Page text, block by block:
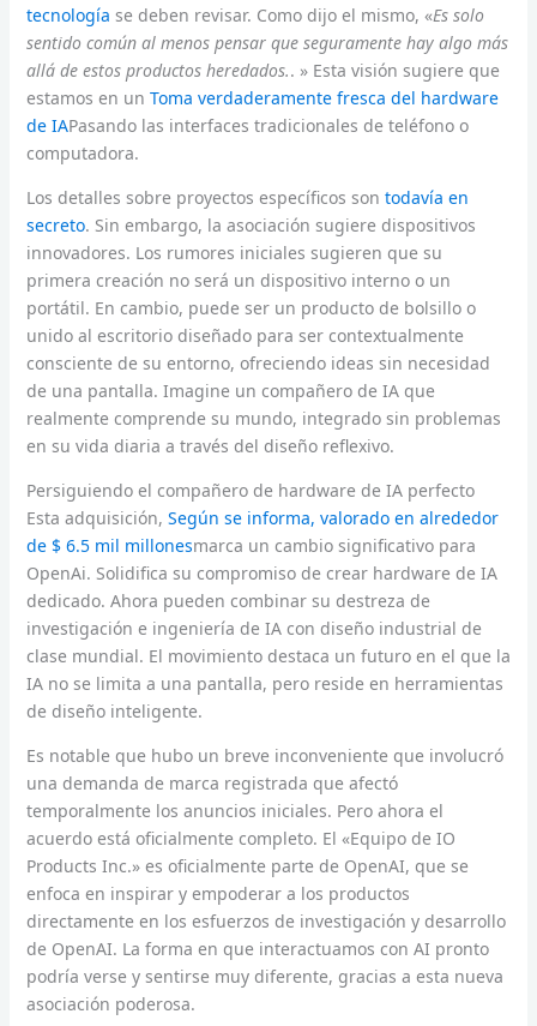
tecnología se deben revisar. Como dijo el mismo, «Es solo
sentido común al menos pensar que seguramente hay algo más
allá de estos productos heredados.. » Esta visión sugiere que
estamos en un Toma verdaderamente fresca del hardware
de IAPasando las interfaces tradicionales de teléfono o
computadora.
Los detalles sobre proyectos específicos son todavía en
secreto. Sin embargo, la asociación sugiere dispositivos
innovadores. Los rumores iniciales sugieren que su
primera creación no será un dispositivo interno o un
portátil. En cambio, puede ser un producto de bolsillo o
unido al escritorio diseñado para ser contextualmente
consciente de su entorno, ofreciendo ideas sin necesidad
de una pantalla. Imagine un compañero de IA que
realmente comprende su mundo, integrado sin problemas
en su vida diaria a través del diseño reflexivo.
Persiguiendo el compañero de hardware de IA perfecto
Esta adquisición, Según se informa, valorado en alrededor
de $ 6.5 mil millonesmarca un cambio significativo para
OpenAi. Solidifica su compromiso de crear hardware de IA
dedicado. Ahora pueden combinar su destreza de
investigación e ingeniería de IA con diseño industrial de
clase mundial. El movimiento destaca un futuro en el que la
IA no se limita a una pantalla, pero reside en herramientas
de diseño inteligente.
Es notable que hubo un breve inconveniente que involucró
una demanda de marca registrada que afectó
temporalmente los anuncios iniciales. Pero ahora el
acuerdo está oficialmente completo. El «Equipo de IO
Products Inc.» es oficialmente parte de OpenAI, que se
enfoca en inspirar y empoderar a los productos
directamente en los esfuerzos de investigación y desarrollo
de OpenAI. La forma en que interactuamos con AI pronto
podría verse y sentirse muy diferente, gracias a esta nueva
asociación poderosa.